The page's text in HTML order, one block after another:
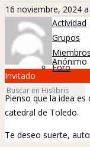
Hislibreños
Actividad
Grupos
Miembros
Foro
16 noviembre, 2024
Anónimo
Invitado
Pienso que la idea
catedral de Toledo.
Te deseo suerte,